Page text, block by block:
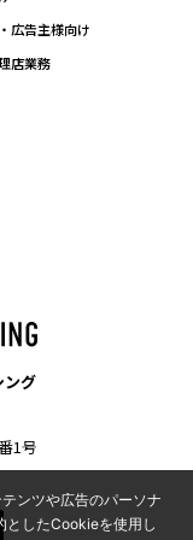
広告主様向け
店業務
ング
1号
ンツや広告のパーソナ
としたCookieを使用し